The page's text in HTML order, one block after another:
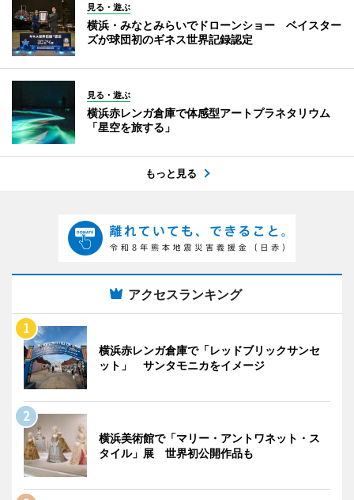
見る・遊ぶ
横浜・みなとみらいでドローンショー ベイスター
ズが球団初のギネス世界記録認定
見る・遊ぶ
横浜赤レンガ倉庫で体感型アートプラネタリウム
「星空を旅する」
もっと見る
アクセスランキング
横浜赤レンガ倉庫で「レッドブリックサンセ
ット」 サンタモニカをイメージ
横浜美術館で「マリー・アントワネット・ス
タイル」展 世界初公開作品も